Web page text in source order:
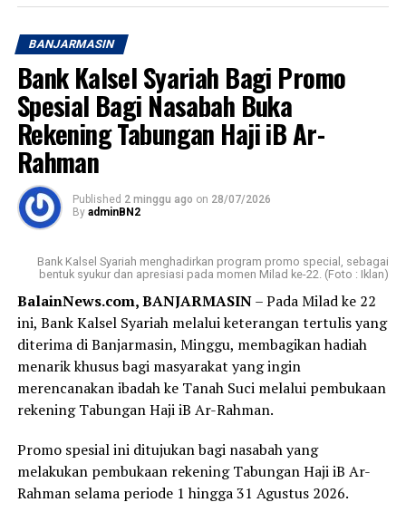
Post Views: 20
Sebarkan
WhatsApp 0 Facebook 0
Messenger
Musiman
“Selamat Hari Anak Nasional. Mari terus hadir dengan
penuh kasih agar anak-anak dapat tumbuh, bermimpi,
dan menjadi generasi terbaik bagi masa depan
Indonesia,” demikian pesan Bank Kalsel. [adv/riv]
Post Views:
Sebarkan
Messenger 0 Twitter 0
BANJARMASIN
Bank Kalsel Syariah Bagi Promo
Spesial Bagi Nasabah Buka
Rekening Tabungan Haji iB Ar-
Rahman
Published 2 minggu ago on 28/07/2026
By adminBN2
Bank Kalsel Syariah menghadirkan program promo special, sebagai
bentuk syukur dan apresiasi pada momen Milad ke-22. (Foto : Iklan)
BalainNews.com, BANJARMASIN– Pada Milad ke 22
ini, Bank Kalsel Syariah melalui keterangan tertulis yang
diterima di Banjarmasin, Minggu, membagikan hadiah
menarik khusus bagi masyarakat yang ingin
merencanakan ibadah ke Tanah Suci melalui pembukaan
rekening Tabungan Haji iB Ar-Rahman.
Promo spesial ini ditujukan bagi nasabah yang
melakukan pembukaan rekening Tabungan Haji iB Ar-
Rahman selama periode 1 hingga 31 Agustus 2026.